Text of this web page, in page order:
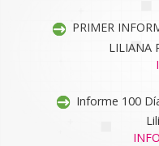
PRIMER
LILIANA
Informe 100